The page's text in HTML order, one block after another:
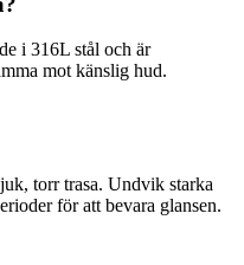
i 316L stål och är
mot känslig hud.
torr trasa. Undvik starka
för att bevara glansen.